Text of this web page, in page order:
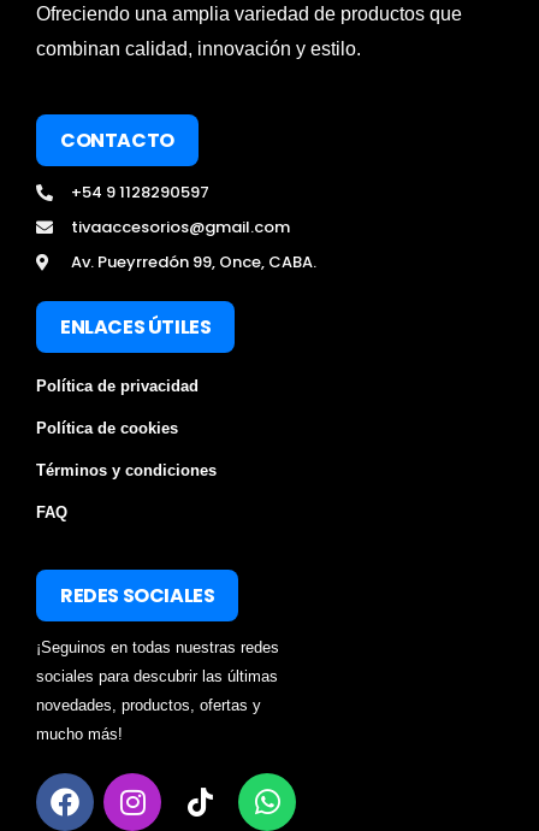
Ofreciendo una amplia variedad de productos que
combinan calidad, innovación y estilo.
CONTACTO
+54 9 1128290597
tivaaccesorios@gmail.com
Av. Pueyrredón 99, Once, CABA.
ENLACES ÚTILES
Política de privacidad
Política de cookies
Términos y condiciones
FAQ
REDES SOCIALES
¡Seguinos en todas nuestras redes
sociales para descubrir las últimas
novedades, productos, ofertas y
mucho más!